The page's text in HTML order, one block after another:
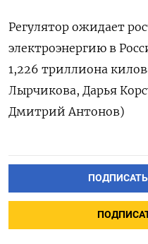
Регулятор ожидает
электроэнергию в
1,226 триллиона
Лырчикова, Дарья
Дмитрий Антонов)